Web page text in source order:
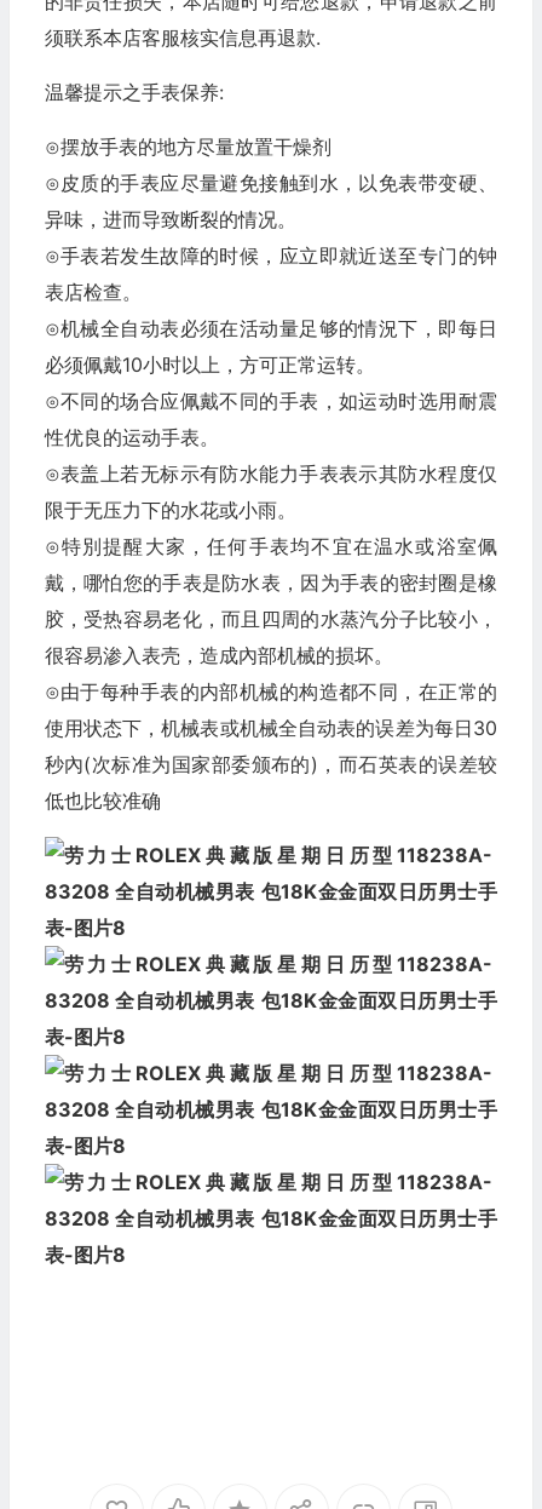
须联系本店客服核实信息再退款.
温馨提示之手表保养:
⊙摆放手表的地方尽量放置干燥剂
⊙皮质的手表应尽量避免接触到水，以免表带变硬、
异味，进而导致断裂的情况。
⊙手表若发生故障的时候，应立即就近送至专门的钟
表店检查。
⊙机械全自动表必须在活动量足够的情況下，即每日
必须佩戴10小时以上，方可正常运转。
⊙不同的场合应佩戴不同的手表，如运动时选用耐震
性优良的运动手表。
⊙表盖上若无标示有防水能力手表表示其防水程度仅
限于无压力下的水花或小雨。
⊙特別提醒大家，任何手表均不宜在温水或浴室佩
戴，哪怕您的手表是防水表，因为手表的密封圈是橡
胶，受热容易老化，而且四周的水蒸汽分子比较小，
很容易渗入表壳，造成內部机械的损坏。
⊙由于每种手表的内部机械的构造都不同，在正常的
使用状态下，机械表或机械全自动表的误差为每日30
秒內(次标准为国家部委颁布的)，而石英表的误差较
低也比较准确